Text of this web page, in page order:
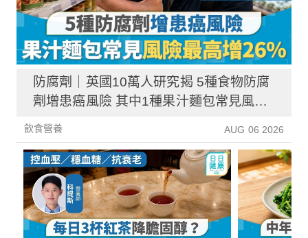
防腐劑｜英國10萬人研究揭 5種食物防腐
劑增患癌風險 其中1種果汁麵包常見風險
增26%
飲食營養 AUG 06 2026